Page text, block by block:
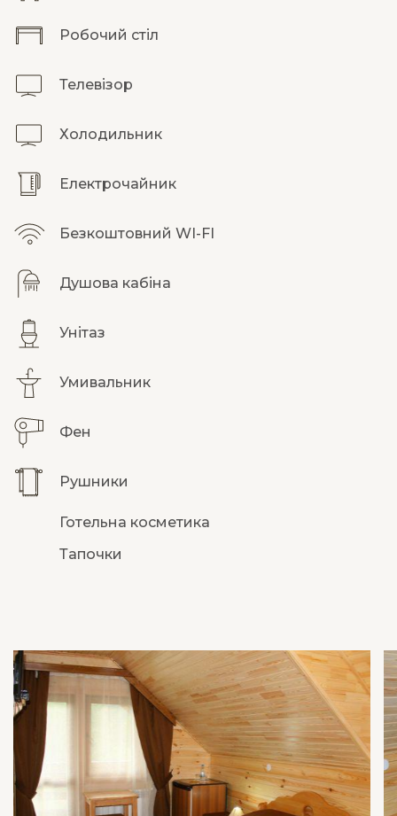
Робочий стіл
Телевізор
Холодильник
Електрочайник
Безкоштовний WI-FI
Душова кабіна
Унітаз
Умивальник
Фен
Рушники
Готельна косметика
Тапочки